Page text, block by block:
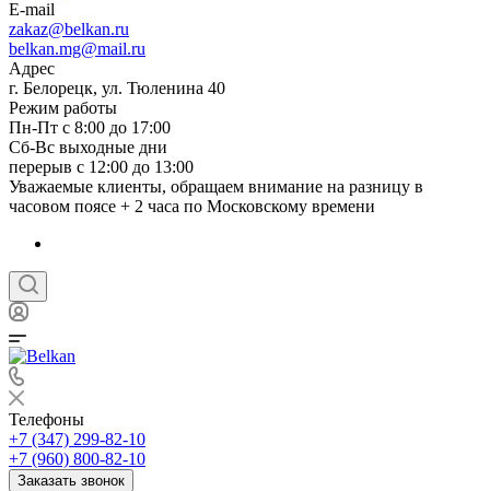
E-mail
zakaz@belkan.ru
belkan.mg@mail.ru
Адрес
г. Белорецк, ул. Тюленина 40
Режим работы
Пн-Пт с 8:00 до 17:00
Сб-Вс выходные дни
перерыв с 12:00 до 13:00
Уважаемые клиенты, обращаем внимание на разницу в
часовом поясе + 2 часа по Московскому времени
Телефоны
+7 (347) 299-82-10
+7 (960) 800-82-10
Заказать звонок